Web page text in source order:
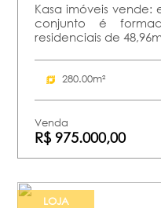
Kasa imóveis
conjunto é
residenciais de
280.00m²
Venda
R$ 975.000,00
LOJA